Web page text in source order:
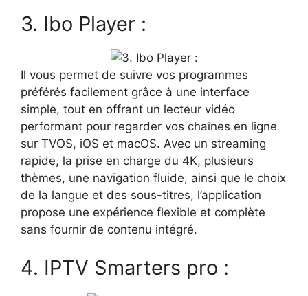
3. Ibo Player :
Il vous permet de suivre vos programmes
préférés facilement grâce à une interface
simple, tout en offrant un lecteur vidéo
performant pour regarder vos chaînes en ligne
sur TVOS, iOS et macOS. Avec un streaming
rapide, la prise en charge du 4K, plusieurs
thèmes, une navigation fluide, ainsi que le choix
de la langue et des sous-titres, l’application
propose une expérience flexible et complète
sans fournir de contenu intégré.
4. IPTV Smarters pro :